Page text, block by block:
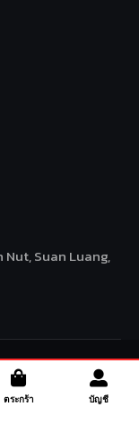
ตระกร้า บัญชี
Nut, Suan Luang,
–SuperBike x
าวรถไฟฟ้า ข่าวรถ
รถยนต์ รถไฟฟ้า